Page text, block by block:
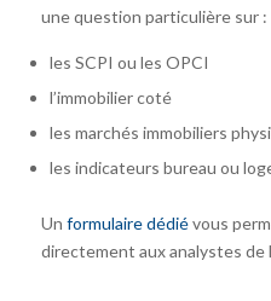
une question particulière sur :
les SCPI ou les OPCI
l’immobilier coté
les marchés immobiliers
les indicateurs bureau ou
Un formulaire dédiévous
directement aux analystes de